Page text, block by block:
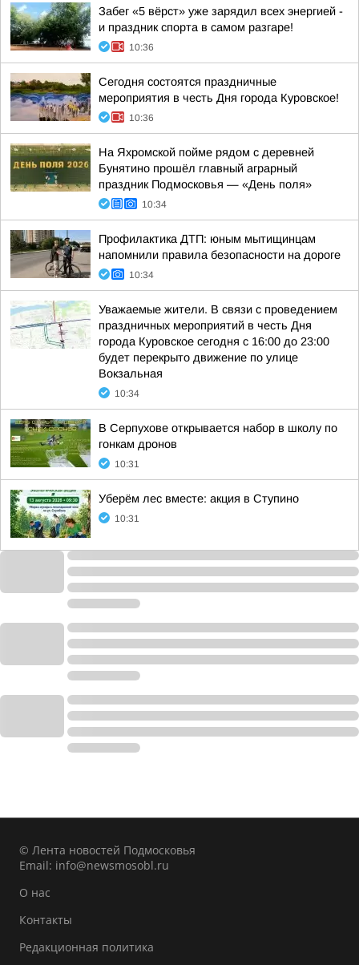
Забег «5 вёрст» уже зарядил всех энергией -
и праздник спорта в самом разгаре!
10:36
Сегодня состоятся праздничные
мероприятия в честь Дня города Куровское!
10:36
На Яхромской пойме рядом с деревней
Бунятино прошёл главный аграрный
праздник Подмосковья — «День поля»
10:34
Профилактика ДТП: юным мытищинцам
напомнили правила безопасности на дороге
10:34
Уважаемые жители. В связи с проведением
праздничных мероприятий в честь Дня
города Куровское сегодня с 16:00 до 23:00
будет перекрыто движение по улице
Вокзальная
10:34
В Серпухове открывается набор в школу по
гонкам дронов
10:31
Уберём лес вместе: акция в Ступино
10:31
© Лента новостей Подмосковья
Email: info@newsmosobl.ru
О нас
Контакты
Редакционная политика